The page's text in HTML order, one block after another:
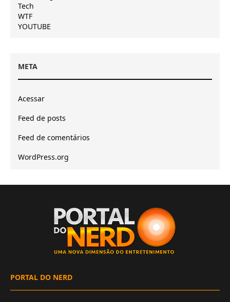
Tech
WTF
YOUTUBE
META
Acessar
Feed de posts
Feed de comentários
WordPress.org
PORTAL DO NERD